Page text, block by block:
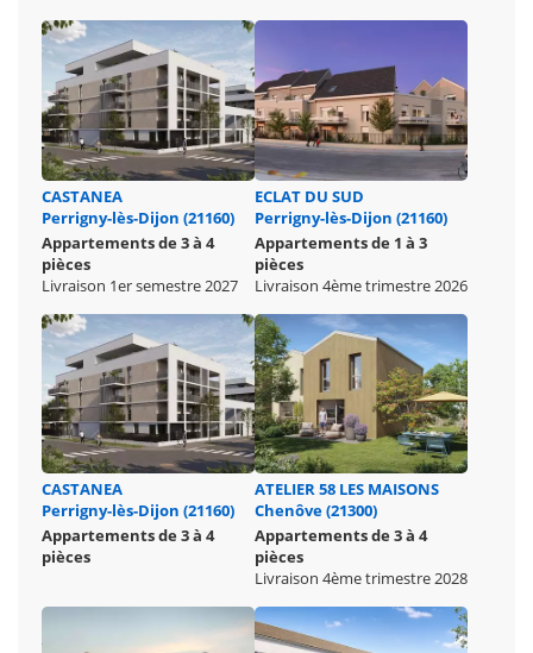
CASTANEA
Perrigny-lès-Dijon (21160)
Appartements de 3 à 4
pièces
Livraison 1er semestre 2027
ECLAT DU SUD
Perrigny-lès-Dijon (21160)
Appartements de 1 à 3
pièces
Livraison 4ème trimestre 2026
CASTANEA
Perrigny-lès-Dijon (21160)
Appartements de 3 à 4
pièces
ATELIER 58 LES MAISONS
Chenôve (21300)
Appartements de 3 à 4
pièces
Livraison 4ème trimestre 2028